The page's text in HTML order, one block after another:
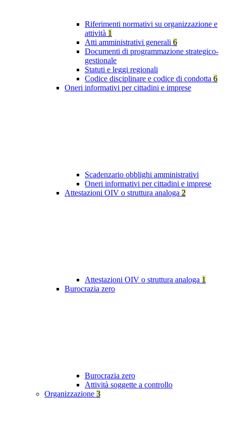
Riferimenti normativi su organizzazione e
attività 1
Atti amministrativi generali 6
Documenti di programmazione strategico-
gestionale
Statuti e leggi regionali
Codice disciplinare e codice di condotta 6
Oneri informativi per cittadini e imprese
Scadenzario obblighi amministrativi
Oneri informativi per cittadini e imprese
Attestazioni OIV o struttura analoga 2
Attestazioni OIV o struttura analoga 1
Burocrazia zero
Burocrazia zero
Attività soggette a controllo
Organizzazione 3